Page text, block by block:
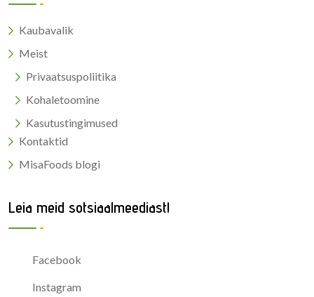
Kaubavalik
Meist
Privaatsuspoliitika
Kohaletoomine
Kasutustingimused
Kontaktid
MisaFoods blogi
Leia meid sotsiaalmeediast!
Facebook
Instagram